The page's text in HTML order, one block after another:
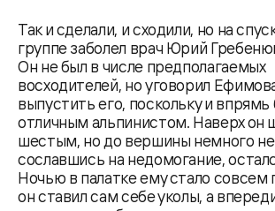
Так и сделали, и сходили, но на
группе заболел врач Юрий
Он не был в числе предполагаемых
восходителей, но уговорил
выпустить его, поскольку и впрямь
отличным альпинистом. Наверх он
шестым, но до вершины немного
сославшись на недомогание,
Ночью в палатке ему стало совсем
он ставил сам себе уколы, а